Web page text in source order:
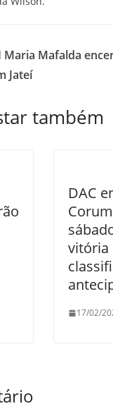
Maria Mafalda
Jateí
também
DAC
vitória
17/02/